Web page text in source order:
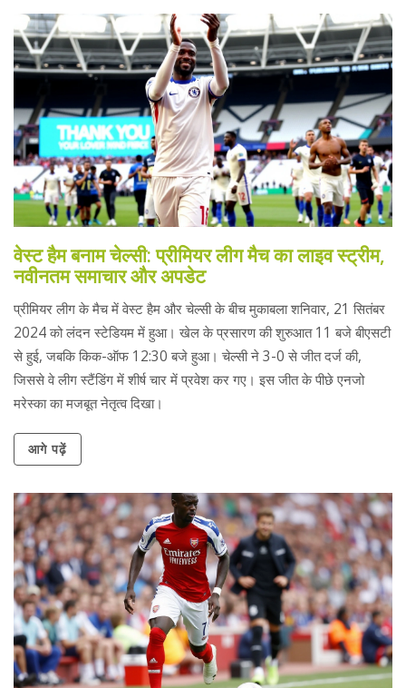
वेस्ट हैम बनाम चेल्सी: प्रीमियर लीग मैच का लाइव स्ट्रीम,
नवीनतम समाचार और अपडेट
प्रीमियर लीग के मैच में वेस्ट हैम और चेल्सी के बीच मुकाबला शनिवार, 21 सितंबर
2024 को लंदन स्टेडियम में हुआ। खेल के प्रसारण की शुरुआत 11 बजे बीएसटी
से हुई, जबकि किक-ऑफ 12:30 बजे हुआ। चेल्सी ने 3-0 से जीत दर्ज की,
जिससे वे लीग स्टैंडिंग में शीर्ष चार में प्रवेश कर गए। इस जीत के पीछे एनजो
मरेस्का का मजबूत नेतृत्व दिखा।
आगे पढ़ें